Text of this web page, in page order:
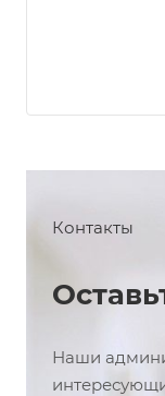
Контакты
Наши